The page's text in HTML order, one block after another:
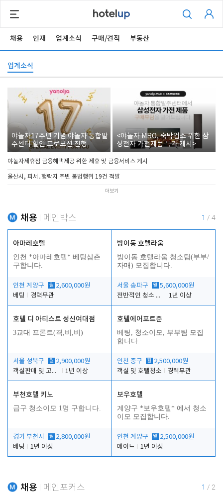
채용 인재 업계소식 구매/견적 부동산
업계소식
야놀자17주년 기념 야놀자 통합발
주센터 할인 프로모션 진행
<야놀자 MRO, 숙박업소 위한 삼
성전자 가전제품 특가 개시>
야놀자제휴점 금융혜택제공 위한 제휴 및 금융서비스 게시
울산시, 피서․행락지 주변 불법행위 19건 적발
더보기
채용 메인박스 1 / 4
아마레호텔
인천 *아마레호텔* 베팅삼촌
구합니다.
인천 계양구 월 2,600,000원
베팅
경력무관
방이동 호텔라움
방이동 호텔라움 청소팀(부부/
자매) 모집합니다.
서울 송파구 월 5,600,000원
전반적인 청소 업무(객실청소.객실정리)
1년 이상
호텔 디 아티스트 성신여대점
3교대 프론트(격,비,비)
서울 성북구 월 2,900,000원
객실판매 및 고객응대
1년 이상
호텔에어포트준
베팅, 청소이모, 부부팀 모집
합니다.
인천 중구 월 2,500,000원
객실 및 호텔청소
경력무관
부천호텔 키노
급구 청소이모 1명 구합니다.
경기 부천시 월 2,800,000원
베팅
1년 이상
보우호텔
계양구 *보우호텔* 에서 청소
이모 모집합니다.
인천 계양구 월 2,500,000원
메이드
1년 이상
채용 메인포커스 1 / 2